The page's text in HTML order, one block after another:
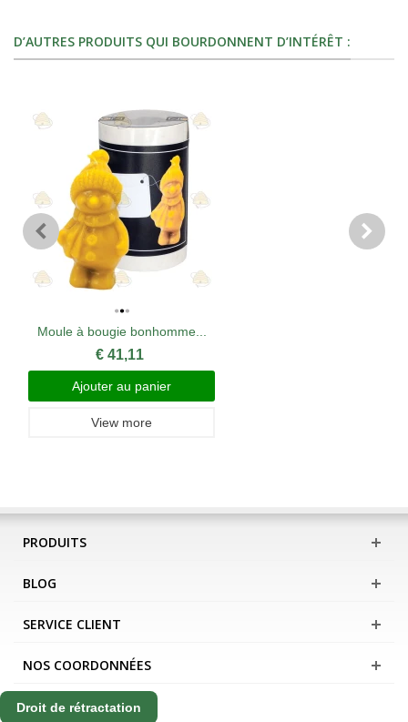
D’AUTRES PRODUITS QUI BOURDONNENT D’INTÉRÊT :
Moule à bougie bonhomme...
€ 41,11
Ajouter au panier
View more
PRODUITS
BLOG
SERVICE CLIENT
NOS COORDONNÉES
Droit de rétractation